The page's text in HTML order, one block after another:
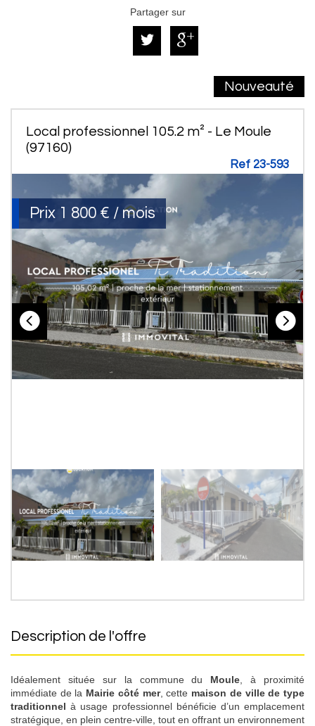
Partager sur
Nouveauté
Local professionnel 105.2 m² - Le Moule
(97160)
Ref 23-593
Prix 1 800 € / mois
description de l'offre
Idéalement située sur la commune du Moule , à proximité
immédiate de la Mairie côté mer, cette maison de ville de type
traditionnel à usage professionnel bénéficie d’un emplacement
stratégique, en plein centre-ville, tout en offrant un environnement